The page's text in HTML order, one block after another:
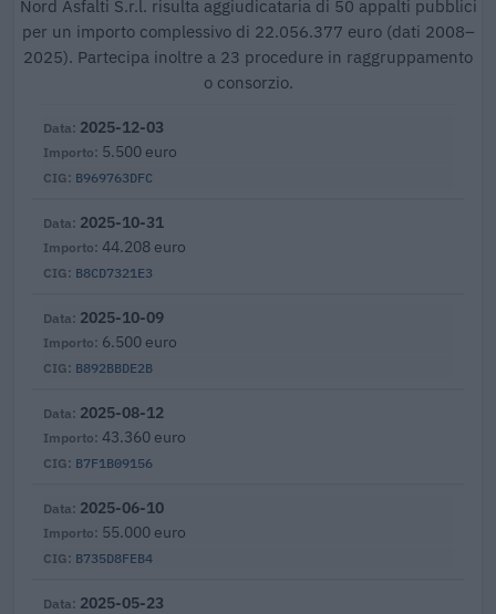
Nord Asfalti S.r.l. risulta aggiudicataria di 50 appalti pubblici
per un importo complessivo di 22.056.377 euro (dati 2008–
2025). Partecipa inoltre a 23 procedure in raggruppamento
o consorzio.
B969763DFC
2025-12-03
5.500 euro
B8CD7321E3
2025-10-31
44.208 euro
B892BBDE2B
2025-10-09
6.500 euro
B7F1B09156
2025-08-12
43.360 euro
B735D8FEB4
2025-06-10
55.000 euro
2025-05-23